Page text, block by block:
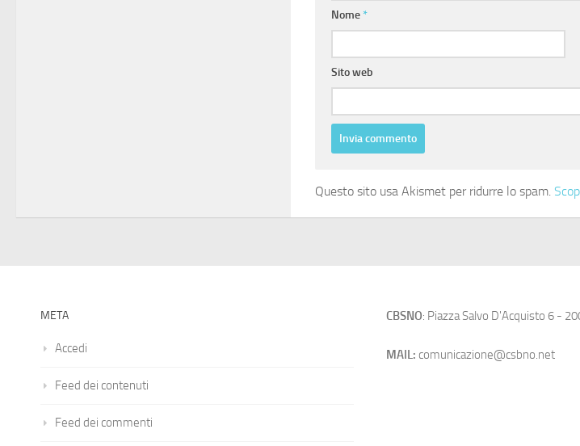
Nome *
Sito web
Questo sito usa Akismet per ridurre lo spam.
META
Accedi
Feed dei contenuti
Feed dei commenti
CBSNO: Piazza Salvo D'Acquisto 6 -
MAIL: comunicazione@csbno.net